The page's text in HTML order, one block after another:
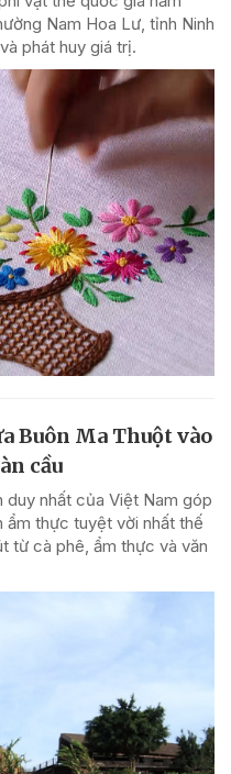
Nam Hoa Lư, tỉnh Ninh
phát huy giá trị.
Buôn Ma Thuột vào
cầu
duy nhất của Việt Nam góp
ẩm thực tuyệt vời nhất thế
từ cà phê, ẩm thực và văn